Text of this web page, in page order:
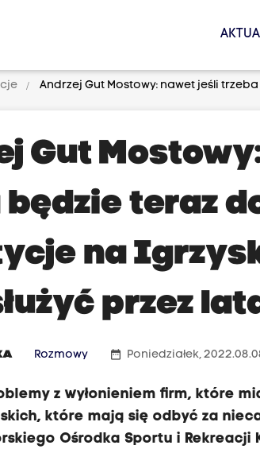
Andrzej Gut Mostowy: nawet jeśli
Gut
teraz
na
przez
Rozmowy date_range Poniedziałek,
z wyłonieniem firm, które
które mają się odbyć za
Ośrodka Sportu i